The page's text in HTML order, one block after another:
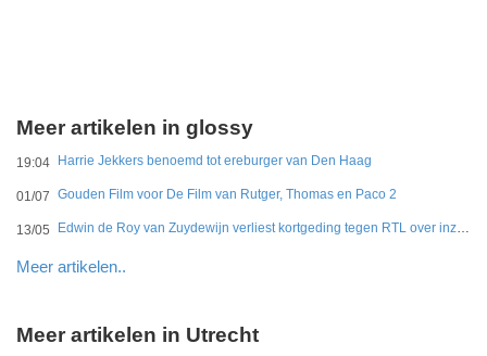
Meer artikelen in glossy
19:04 Harrie Jekkers benoemd tot ereburger van Den Haag
01/07 Gouden Film voor De Film van Rutger, Thomas en Paco 2
13/05 Edwin de Roy van Zuydewijn verliest kortgeding tegen RTL over inzage dramaserie koningshuis
Meer artikelen..
Meer artikelen in Utrecht